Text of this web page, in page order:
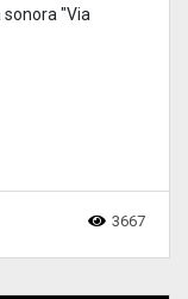
"Via
3667